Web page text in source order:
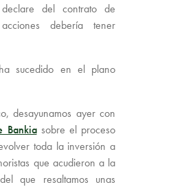
del contrato de
debería tener
sucedido en el plano
desayunamos ayer con
Bankiasobre el proceso
toda la inversión a
que acudieron a la
que resaltamos unas